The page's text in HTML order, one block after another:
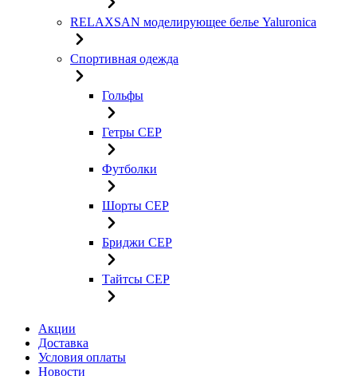
RELAXSAN моделирующее белье Yaluroniсa
Спортивная одежда
Гольфы
Гетры CEP
Футболки
Шорты CEP
Бриджи CEP
Тайтсы CEP
Акции
Доставка
Условия оплаты
Новости